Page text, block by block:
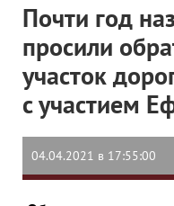
Почти год
просили
участок
с участием
04.04.2021 в 17:55:00